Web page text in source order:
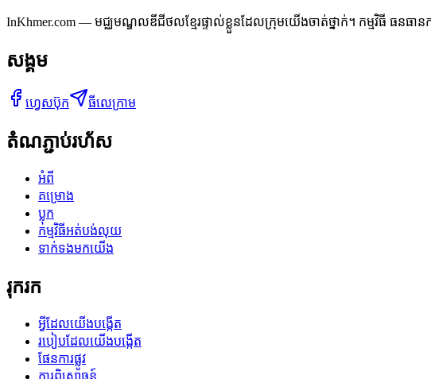
InKhmer.com — មជ្ឈមណ្ឌលឌីជីថលខ្មែរផ្ទាល់ខ្លួនដែលក្រុមយើងចាត់ថ្នាក់។ កម្មវិធី ធនធា
សង្គម
ហ្វេសប៊ុក ធីលេក្រាម
តំណភ្ជាប់រហ័ស
អំពី
គម្រោង
ប្លុក
កម្មវិធីអត់បង់លុយ
ទាក់ទងមកយើង
រុករក
អ្វីដែលយើងបង្កើត
របៀបដែលយើងបង្កើត
ផែនការផ្លូវ
ការពិសោធន៍